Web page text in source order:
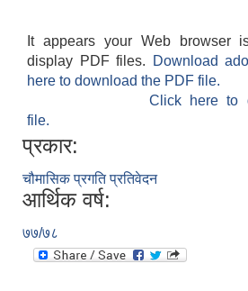
It appears your Web browser
display PDF files.
Download
here to download the PDF file.
Click here to
file.
प्रकार:
चौमासिक प्रगति प्रतिवेदन
आर्थिक वर्ष:
७७/७८